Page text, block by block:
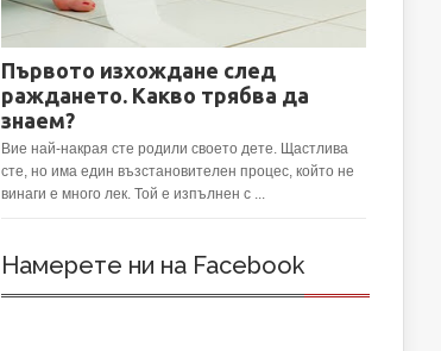
Първото изхождане след
раждането. Какво трябва да
знаем?
Вие най-накрая сте родили своето дете. Щастлива
сте, но има един възстановителен процес, който не
винаги е много лек. Той е изпълнен с ...
Намерете ни на Facebook